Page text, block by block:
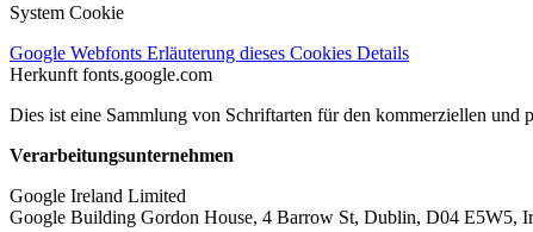
System Cookie
Google Webfonts Erläuterung dieses Cookies Details
Herkunft fonts.google.com
Dies ist eine Sammlung von Schriftarten für den kommerziellen und
Verarbeitungsunternehmen
Google Ireland Limited
Google Building Gordon House, 4 Barrow St, Dublin, D04 E5W5,